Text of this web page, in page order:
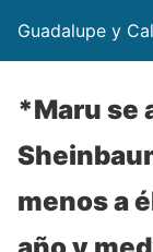
Guadalupe y
*Maru se
menos a